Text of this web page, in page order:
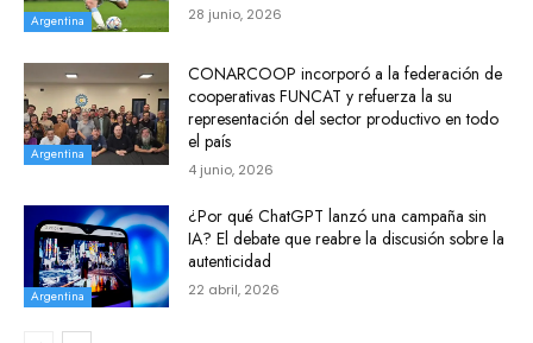
Argentina 28 junio, 2026
Argentina
CONARCOOP incorporó a la federación de
cooperativas FUNCAT y refuerza la su
representación del sector productivo en todo
el país
4 junio, 2026
Argentina
¿Por qué ChatGPT lanzó una campaña sin
IA? El debate que reabre la discusión sobre la
autenticidad
22 abril, 2026